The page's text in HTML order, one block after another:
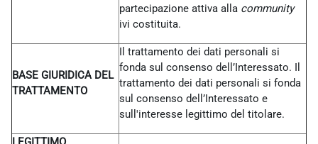
partecipazione attiva alla community
ivi costituita.
BASE GIURIDICA DEL
TRATTAMENTO
Il trattamento dei dati personali si
fonda sul consenso dell’Interessato. Il
trattamento dei dati personali si fonda
sul consenso dell’Interessato e
sull'interesse legittimo del titolare.